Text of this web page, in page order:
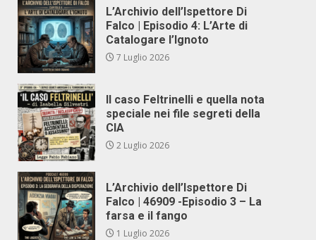
L’Archivio dell’Ispettore Di
Falco | Episodio 4: L’Arte di
Catalogare l’Ignoto
7 Luglio 2026
Il caso Feltrinelli e quella nota
speciale nei file segreti della
CIA
2 Luglio 2026
L’Archivio dell’Ispettore Di
Falco | 46909 -Episodio 3 – La
farsa e il fango
1 Luglio 2026